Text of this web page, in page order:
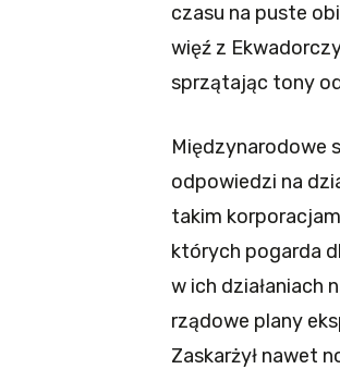
czasu na puste
więź z
sprzątając tony
Międzynarodowe
odpowiedzi na
takim
których pogarda
w ich działaniach
rządowe plany
Zaskarżył nawet